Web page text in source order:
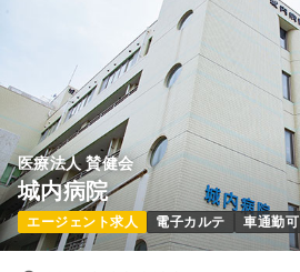
医療法人 賛健会
城内病院
エージェント求人 電子カルテ 車通勤可